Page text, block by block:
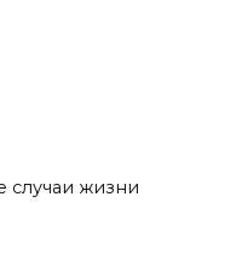
случаи жизни